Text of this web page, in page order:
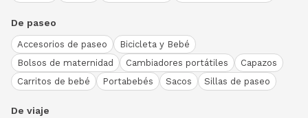
De paseo
Accesorios de paseo
Bicicleta y Bebé
Bolsos de maternidad
Cambiadores portátiles
Capazos
Carritos de bebé
Portabebés Sacos Sillas de paseo
De viaje